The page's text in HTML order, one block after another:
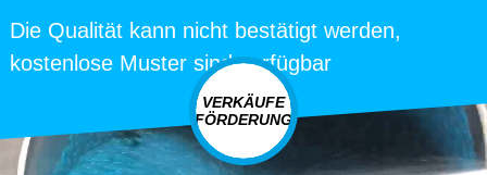
Die Qualität kann nicht bestätigt werden,
kostenlose Muster sind verfügbar
VERKÄUFE
FÖRDERUNG